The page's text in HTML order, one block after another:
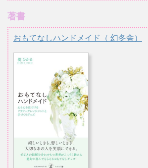
著書
おもてなしハンドメイド（ 幻冬舎）